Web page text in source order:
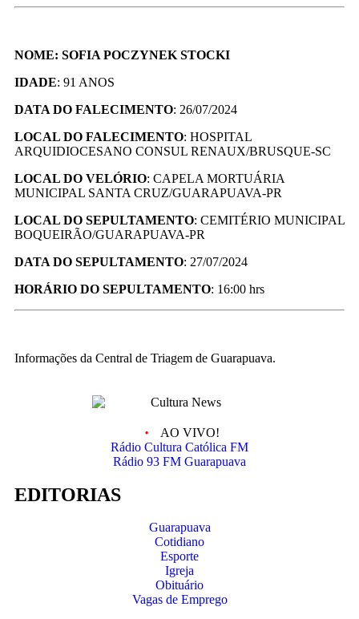
NOME: SOFIA POCZYNEK STOCKI
IDADE: 91 ANOS
DATA DO FALECIMENTO: 26/07/2024
LOCAL DO FALECIMENTO: HOSPITAL
ARQUIDIOCESANO CONSUL RENAUX/BRUSQUE-SC
LOCAL DO VELÓRIO: CAPELA MORTUÁRIA
MUNICIPAL SANTA CRUZ/GUARAPUAVA-PR
LOCAL DO SEPULTAMENTO: CEMITÉRIO MUNICIPAL
BOQUEIRÃO/GUARAPUAVA-PR
DATA DO SEPULTAMENTO: 27/07/2024
HORÁRIO DO SEPULTAMENTO: 16:00 hrs
Informações da Central de Triagem de Guarapuava.
AO VIVO!
Rádio Cultura Católica FM
Rádio 93 FM Guarapuava
EDITORIAS
Guarapuava
Cotidiano
Esporte
Igreja
Obituário
Vagas de Emprego